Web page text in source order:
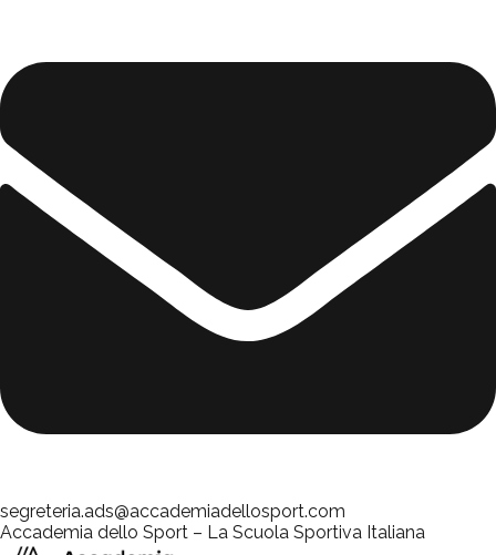
segreteria.ads@accademiadellosport.com
Accademia dello Sport – La Scuola Sportiva Italiana